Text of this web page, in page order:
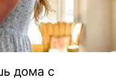
дома с